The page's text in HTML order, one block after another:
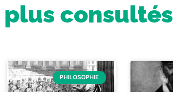
consultés
PHILOSOPHIE